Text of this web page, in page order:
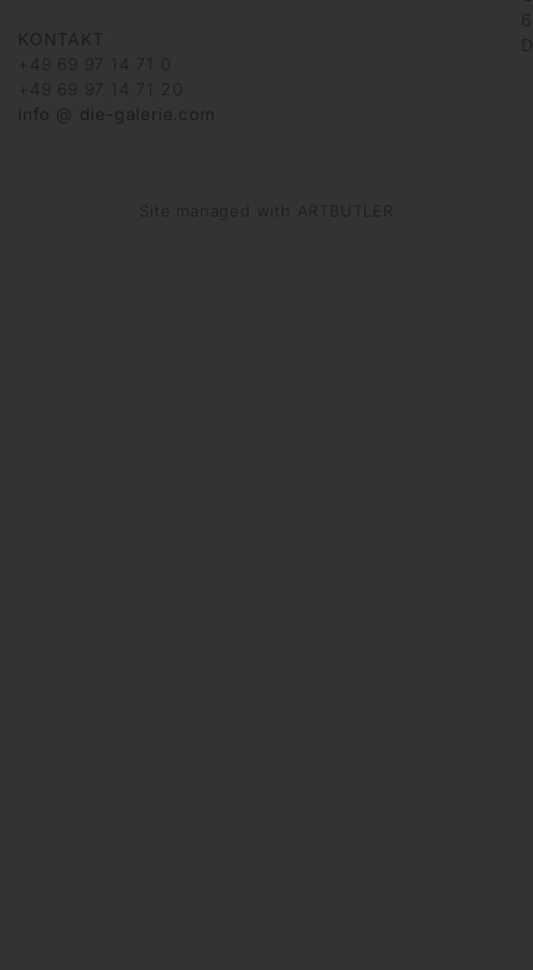
KONTAKT
+49 69 97 14 71 0
+49 69 97 14 71 20
info @ die-galerie.com
Site managed with ARTBUTLER